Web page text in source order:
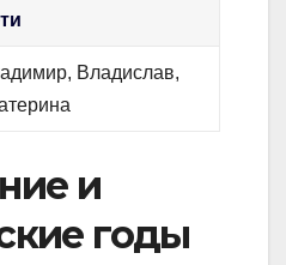
Владислав,
и
годы